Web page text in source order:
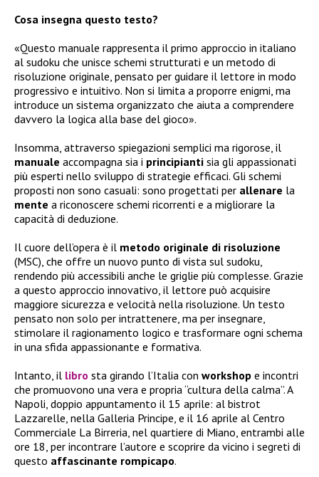
Cosa insegna questo testo?
«Questo manuale rappresenta il primo approccio in italiano
al sudoku che unisce schemi strutturati e un metodo di
risoluzione originale, pensato per guidare il lettore in modo
progressivo e intuitivo. Non si limita a proporre enigmi, ma
introduce un sistema organizzato che aiuta a comprendere
davvero la logica alla base del gioco».
Insomma, attraverso spiegazioni semplici ma rigorose, il
manuale accompagna sia i principianti sia gli appassionati
più esperti nello sviluppo di strategie efficaci. Gli schemi
proposti non sono casuali: sono progettati per allenare la
mente a riconoscere schemi ricorrenti e a migliorare la
capacità di deduzione.
Il cuore dell’opera è il metodo originale di risoluzione
(MSC), che offre un nuovo punto di vista sul sudoku,
rendendo più accessibili anche le griglie più complesse. Grazie
a questo approccio innovativo, il lettore può acquisire
maggiore sicurezza e velocità nella risoluzione. Un testo
pensato non solo per intrattenere, ma per insegnare,
stimolare il ragionamento logico e trasformare ogni schema
in una sfida appassionante e formativa.
Intanto, il libro sta girando l’Italia con workshop e incontri
che promuovono una vera e propria “cultura della calma”. A
Napoli, doppio appuntamento il 15 aprile: al bistrot
Lazzarelle, nella Galleria Principe, e il 16 aprile al Centro
Commerciale La Birreria, nel quartiere di Miano, entrambi alle
ore 18, per incontrare l’autore e scoprire da vicino i segreti di
questo affascinante rompicapo.